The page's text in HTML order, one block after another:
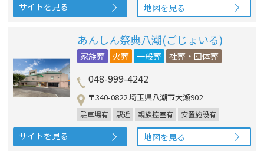
サイトを見る 地図を見る
あんしん祭典八潮(ごじょいる)
家族葬 火葬 一般葬 社葬・団体葬
048-999-4242
〒340-0822 埼玉県八潮市大瀬902
駐車場有 駅近 親族控室有 安置施設有
サイトを見る 地図を見る